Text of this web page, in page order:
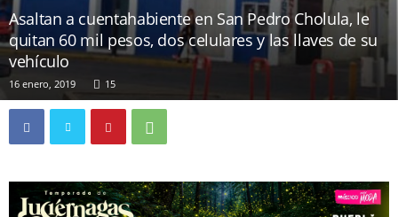
Asaltan a cuentahabiente en San Pedro Cholula, le
quitan 60 mil pesos, dos celulares y las llaves de su
vehículo
16 enero, 2019 15